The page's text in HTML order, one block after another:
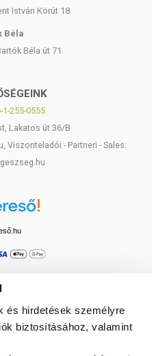
és hirdetések személyre
biztosításához, valamint
István Körút 18.
Béla
Béla út 71.
1-255-0555
Lakatos út 36/B
Viszonteladói - Partneri - Sales: